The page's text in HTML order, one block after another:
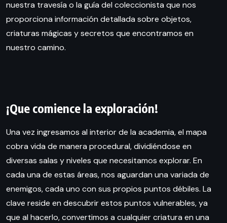
nuestra travesía o la guía del coleccionista que nos
proporciona información detallada sobre objetos,
criaturas mágicas y secretos que encontramos en
nuestro camino.
¡Que comience la exploración!
Una vez ingresamos al interior de la academia, el mapa
cobra vida de manera procedural, dividiéndose en
diversas salas y niveles que necesitamos explorar. En
cada una de estas áreas, nos aguardan una variada de
enemigos, cada uno con sus propios puntos débiles. La
clave reside en descubrir estos puntos vulnerables, ya
que al hacerlo, convertimos a cualquier criatura en una